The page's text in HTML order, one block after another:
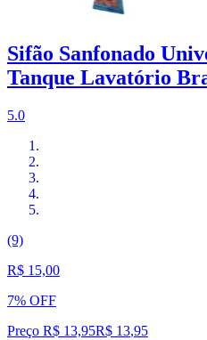
Sifão Sanfonado
Tanque Lavatório
5.0
(9)
R$ 15,00
7% OFF
Preço R$ 13,95R$ 13,95